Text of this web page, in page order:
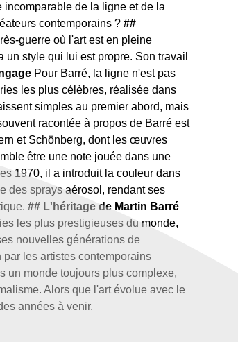
incomparable de la ligne et de la
contemporains ?##
guerre où l'art est en pleine
style qui lui est propre. Son travail
Pour Barré, la ligne n'est pas
les plus célèbres, réalisée dans
simples au premier abord, mais
racontée à propos de Barré est
et Schönberg, dont les œuvres
être une note jouée dans une
1970, il a introduit la couleur dans
des sprays aérosol, rendant ses
## L'héritage de Martin Barré
les plus prestigieuses du monde,
nouvelles générations de
les artistes contemporains
un monde toujours plus complexe,
Alors que l'art évolue avec le
années à venir.